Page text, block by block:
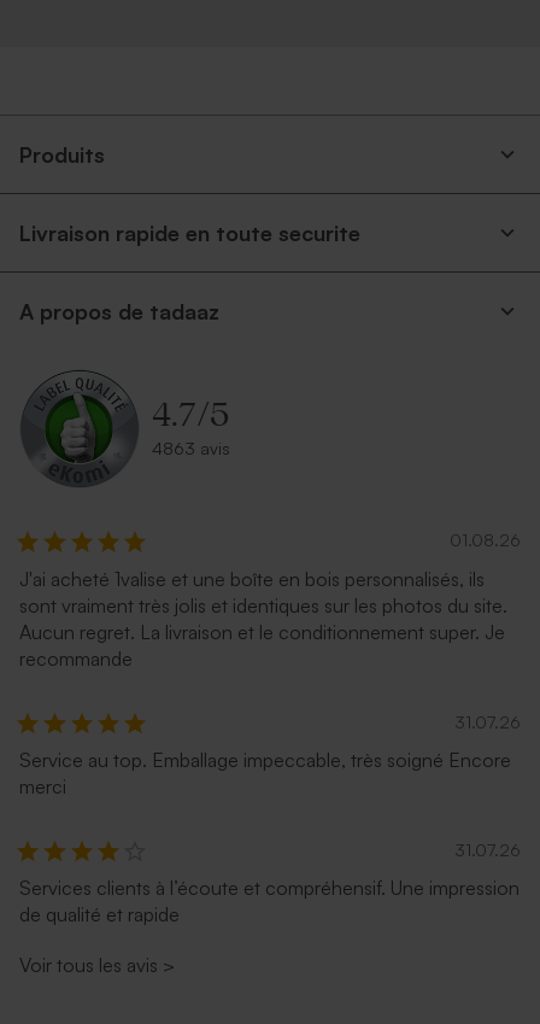
Produits
Livraison rapide en toute securite
A propos de tadaaz
4.7/5
4863 avis
01.08.26
J'ai acheté 1valise et une boîte en bois personnalisés, ils
sont vraiment très jolis et identiques sur les photos du site.
Aucun regret. La livraison et le conditionnement super. Je
recommande
31.07.26
Service au top. Emballage impeccable, très soigné Encore
merci
31.07.26
Services clients à l’écoute et compréhensif. Une impression
de qualité et rapide
Voir tous les avis >